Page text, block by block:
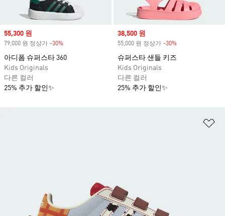
Sale price
55,300 원
79,000 원 정상가 -30%
아디폼 슈퍼스타 360
Kids Originals
다른 컬러
25% 추가 할인✨
Sale price
38,500 원
55,000 원 정상가 -30%
슈퍼스타 샌들 키즈
Kids Originals
다른 컬러
25% 추가 할인✨